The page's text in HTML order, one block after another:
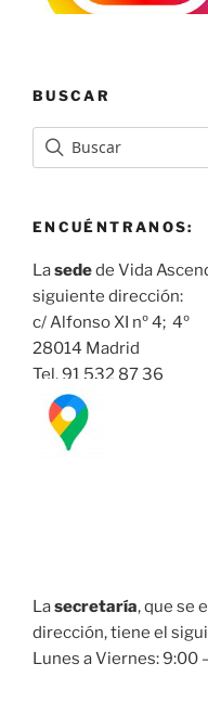
BUSCAR
ENCUÉNTRANOS:
Lasedede Vida
siguiente dirección:
c/ Alfonso XI nº 4; 4º
28014 Madrid
Tel. 91 532 87 36
Lasecretaría, que se
dirección, tiene el
Lunes a Viernes: 9:00